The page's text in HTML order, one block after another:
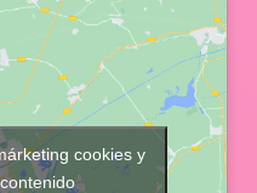
cookies y